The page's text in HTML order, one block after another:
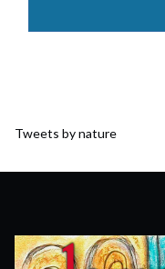
Tweets by nature